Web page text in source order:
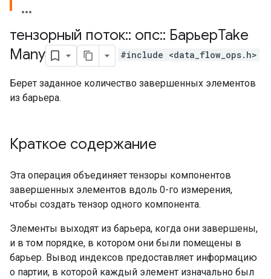
тензорный поток:: опс:: БарьерTake
Many
#include <data_flow_ops.h>
Берет заданное количество завершенных элементов
из барьера.
Краткое содержание
Эта операция объединяет тензоры компонентов
завершенных элементов вдоль 0-го измерения,
чтобы создать тензор одного компонента.
Элементы выходят из барьера, когда они завершены,
и в том порядке, в котором они были помещены в
барьер. Вывод индексов предоставляет информацию
о партии, в которой каждый элемент изначально был